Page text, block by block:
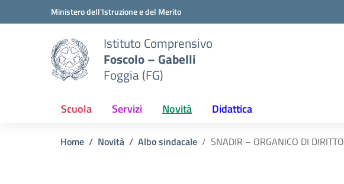
Vai ai contenuti
Vai al menu di navigazioneMinistero dell'Istruzione e del Merito
Istituto Comprensivo
Foscolo – Gabelli
Foggia (FG)
Scuola Servizi Novità Didattica
Home Novità Albo sindacale SNADIR – ORGANICO DI DIRITTO